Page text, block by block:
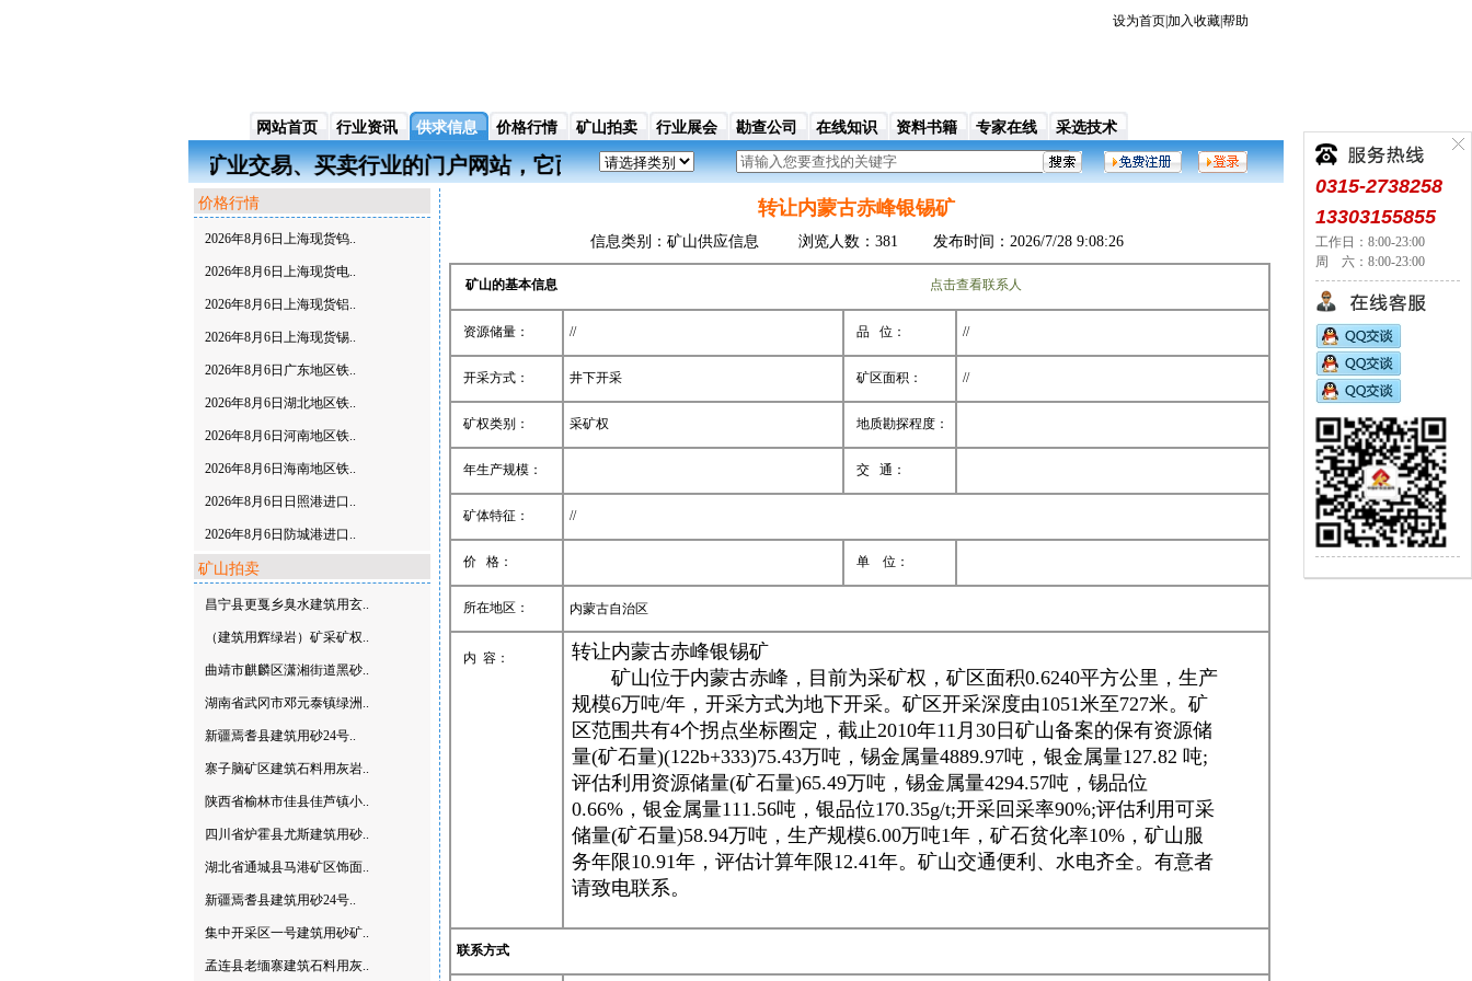
设为首页加入收藏帮助
网站首页 行业资讯 供求信息 价格行情 矿山拍卖 行业展会 勘查公司 在线知识 资料书籍 专家在线 采选技术
）是一家基于中国矿业交易、买卖行业的门户网站，它面向各地拥有矿业和对矿业感兴趣的用户，提供了信息，宣传，贸易，资料等多方位的增值服务
价格行情
2026年8月6日上海现货钨..
2026年8月6日上海现货电..
2026年8月6日上海现货铝..
2026年8月6日上海现货锡..
2026年8月6日广东地区铁..
2026年8月6日湖北地区铁..
2026年8月6日河南地区铁..
2026年8月6日海南地区铁..
2026年8月6日日照港进口..
2026年8月6日防城港进口..
矿山拍卖
昌宁县更戛乡臭水建筑用玄..
（建筑用辉绿岩）矿采矿权..
曲靖市麒麟区潇湘街道黑砂..
湖南省武冈市邓元泰镇绿洲..
新疆焉耆县建筑用砂24号..
寨子脑矿区建筑石料用灰岩..
陕西省榆林市佳县佳芦镇小..
四川省炉霍县尤斯建筑用砂..
湖北省通城县马港矿区饰面..
新疆焉耆县建筑用砂24号..
集中开采区一号建筑用砂矿..
孟连县老缅寨建筑石料用灰..
转让内蒙古赤峰银锡矿
信息类别：矿山供应信息 浏览人数：381 发布时间：2026/7/28 9:08:26
点击查看联系人
矿山的基本信息
资源储量： // 品 位： //
开采方式： 井下开采 矿区面积： //
矿权类别： 采矿权 地质勘探程度：
年生产规模： 交 通：
矿体特征： //
价 格： 单 位：
所在地区： 内蒙古自治区
内 容：
转让内蒙古赤峰银锡矿
矿山位于内蒙古赤峰，目前为采矿权，矿区面积0.6240平方公里，生产
规模6万吨/年，开采方式为地下开采。矿区开采深度由1051米至727米。矿
区范围共有4个拐点坐标圈定，截止2010年11月30日矿山备案的保有资源储
量(矿石量)(122b+333)75.43万吨，锡金属量4889.97吨，银金属量127.82 吨;
评估利用资源储量(矿石量)65.49万吨，锡金属量4294.57吨，锡品位
0.66%，银金属量111.56吨，银品位170.35g/t;开采回采率90%;评估利用可采
储量(矿石量)58.94万吨，生产规模6.00万吨1年，矿石贫化率10%，矿山服
务年限10.91年，评估计算年限12.41年。矿山交通便利、水电齐全。有意者
请致电联系。
联系方式
0315-2738258
13303155855
工作日：8:00-23:00
周 六：8:00-23:00